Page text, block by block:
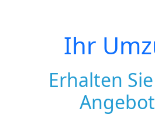
Ihr
Erhalten